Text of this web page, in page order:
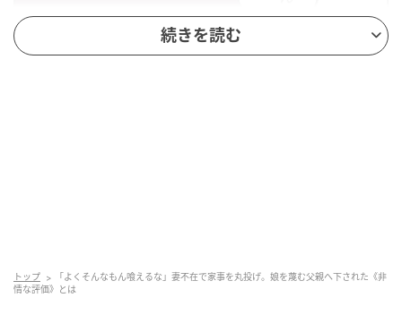
続きを読む
トップ
「よくそんなもん喰えるな」妻不在で家事を丸投げ。娘を蔑む父親へ下された《非
情な評価》とは